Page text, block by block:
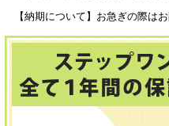
【納期について】お急ぎの際は